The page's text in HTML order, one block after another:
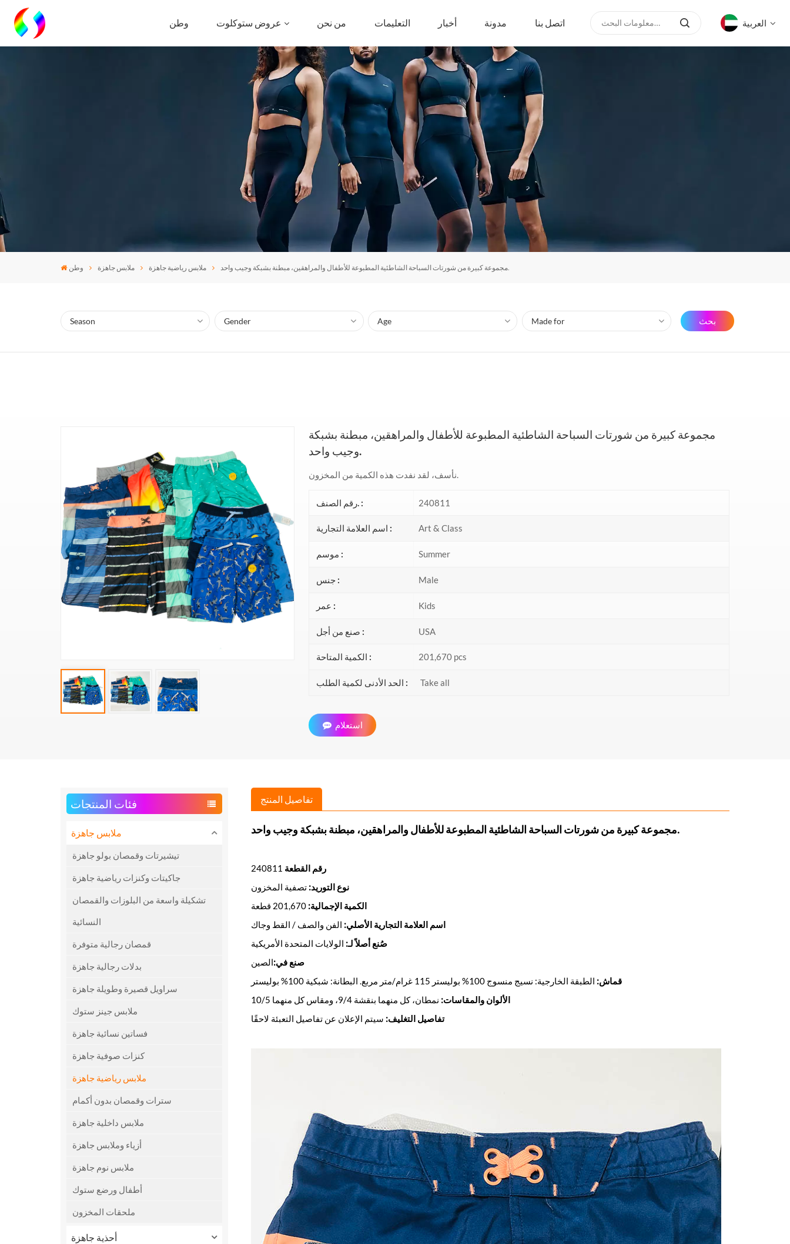
وطن عروض ستوكلوت من نحن التعليمات أخبار مدونة اتصل بنا العربية
وطن ملابس جاهزة ملابس رياضية جاهزة مجموعة كبيرة من شورتات السباحة الشاطئية المطبوعة للأطفال والمراهقين، مبطنة بشبكة وجيب واحد.
بحث
مجموعة كبيرة من شورتات السباحة الشاطئية المطبوعة للأطفال والمراهقين، مبطنة بشبكة
وجيب واحد.
نأسف، لقد نفدت هذه الكمية من المخزون.
رقم الصنف. : 240811
اسم العلامة التجارية : Art & Class
موسم : Summer
جنس : Male
عمر : Kids
صنع من أجل : USA
الكمية المتاحة : 201,670 pcs
الحد الأدنى لكمية الطلب : Take all
استعلام
فئات المنتجات
ملابس جاهزة
تيشيرتات وقمصان بولو جاهزة
جاكيتات وكنزات رياضية جاهزة
تشكيلة واسعة من البلوزات والقمصان
النسائية
قمصان رجالية متوفرة
بدلات رجالية جاهزة
سراويل قصيرة وطويلة جاهزة
ملابس جينز ستوك
فساتين نسائية جاهزة
كنزات صوفية جاهزة
ملابس رياضية جاهزة
سترات وقمصان بدون أكمام
ملابس داخلية جاهزة
أزياء وملابس جاهزة
ملابس نوم جاهزة
أطفال ورضع ستوك
ملحقات المخزون
أحذية جاهزة
تفاصيل المنتج
مجموعة كبيرة من شورتات السباحة الشاطئية المطبوعة للأطفال والمراهقين، مبطنة بشبكة وجيب واحد.
رقم القطعة
نوع التوريد: تصفية المخزون
الكمية الإجمالية: 201,670 قطعة
اسم العلامة التجارية الأصلي: الفن والصف / القط وجاك
صُنع أصلاً لـ: الولايات المتحدة الأمريكية
صنع في:الصين
قماش: الطبقة الخارجية: نسيج منسوج 100% بوليستر 115 غرام/متر مربع. البطانة: شبكية 100% بوليستر
الألوان والمقاسات: نمطان، كل منهما بنقشة 9/4، ومقاس كل منهما 10/5
تفاصيل التغليف: سيتم الإعلان عن تفاصيل التعبئة لاحقًا